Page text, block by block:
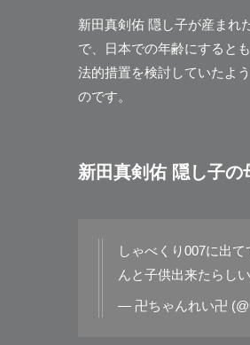
新田真剣佑 隠し子が産まれ
で、日本での年齢にすると
法的措置を検討していたよ
のです。
新田真剣佑 隠し子の
しゃべくり007に出
んと子供出来たらし
— 卍ちゃんれい卍